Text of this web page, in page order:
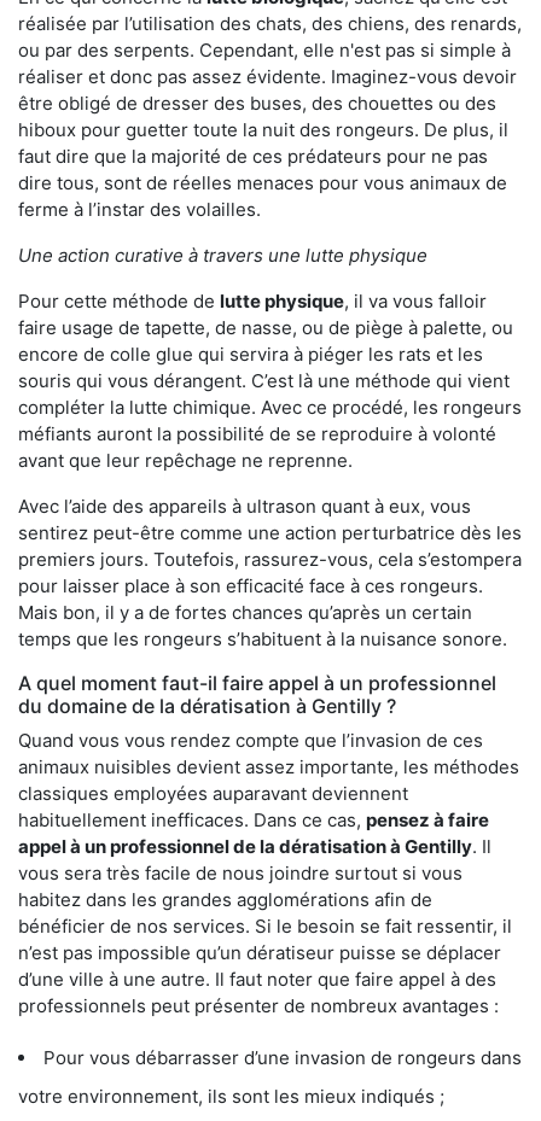
réalisée par l’utilisation des chats, des chiens, des renards,
ou par des serpents. Cependant, elle n'est pas si simple à
réaliser et donc pas assez évidente. Imaginez-vous devoir
être obligé de dresser des buses, des chouettes ou des
hiboux pour guetter toute la nuit des rongeurs. De plus, il
faut dire que la majorité de ces prédateurs pour ne pas
dire tous, sont de réelles menaces pour vous animaux de
ferme à l’instar des volailles.
Une action curative à travers une lutte physique
Pour cette méthode de lutte physique, il va vous falloir
faire usage de tapette, de nasse, ou de piège à palette, ou
encore de colle glue qui servira à piéger les rats et les
souris qui vous dérangent. C’est là une méthode qui vient
compléter la lutte chimique. Avec ce procédé, les rongeurs
méfiants auront la possibilité de se reproduire à volonté
avant que leur repêchage ne reprenne.
Avec l’aide des appareils à ultrason quant à eux, vous
sentirez peut-être comme une action perturbatrice dès les
premiers jours. Toutefois, rassurez-vous, cela s’estompera
pour laisser place à son efficacité face à ces rongeurs.
Mais bon, il y a de fortes chances qu’après un certain
temps que les rongeurs s’habituent à la nuisance sonore.
A quel moment faut-il faire appel à un professionnel
du domaine de la dératisation à Gentilly ?
Quand vous vous rendez compte que l’invasion de ces
animaux nuisibles devient assez importante, les méthodes
classiques employées auparavant deviennent
habituellement inefficaces. Dans ce cas, pensez à faire
appel à un professionnel de la dératisation à Gentilly. Il
vous sera très facile de nous joindre surtout si vous
habitez dans les grandes agglomérations afin de
bénéficier de nos services. Si le besoin se fait ressentir, il
n’est pas impossible qu’un dératiseur puisse se déplacer
d’une ville à une autre. Il faut noter que faire appel à des
professionnels peut présenter de nombreux avantages :
Pour vous débarrasser d’une invasion de rongeurs dans
votre environnement, ils sont les mieux indiqués ;